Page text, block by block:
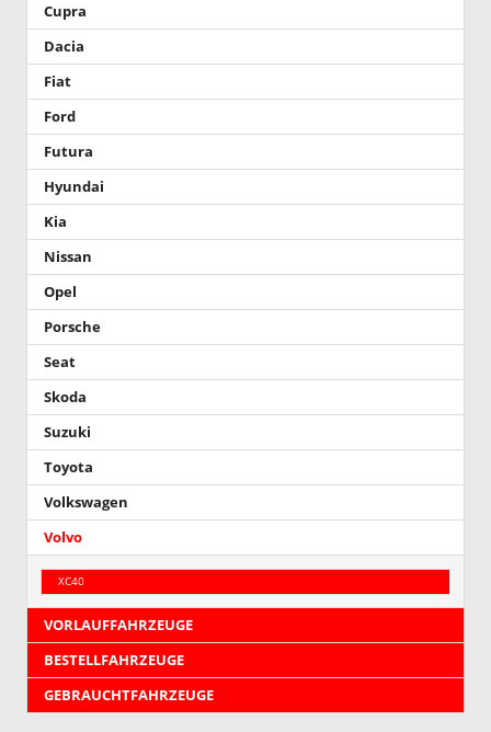
Cupra
Dacia
Fiat
Ford
Futura
Hyundai
Kia
Nissan
Opel
Porsche
Seat
Skoda
Suzuki
Toyota
Volkswagen
Volvo
XC40
VORLAUFFAHRZEUGE
BESTELLFAHRZEUGE
GEBRAUCHTFAHRZEUGE